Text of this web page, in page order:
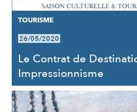
TOURISME
26/05/2020
Le Contrat de
Impressionnisme